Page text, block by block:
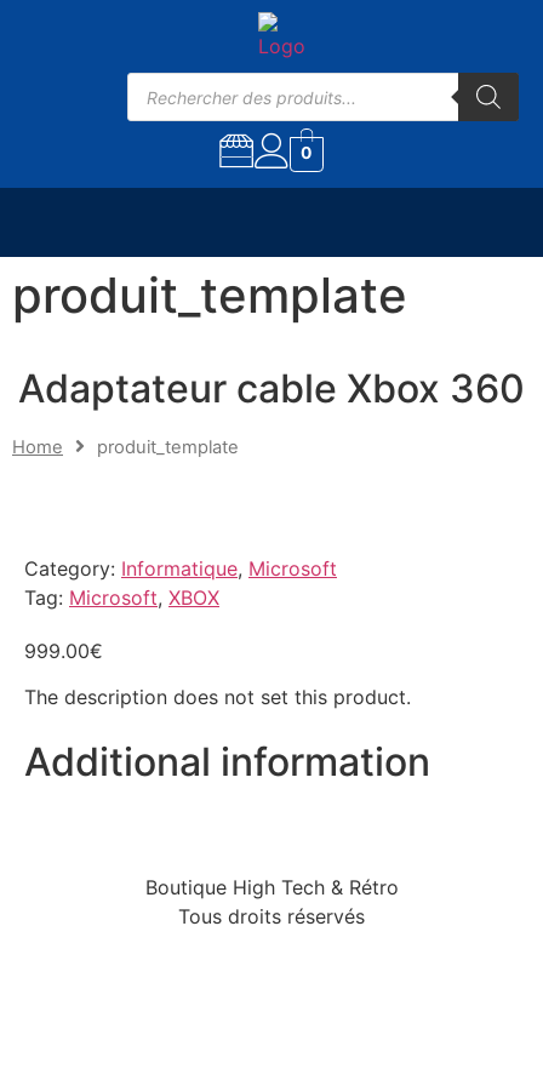
0
produit_template
Adaptateur cable Xbox 360
Home produit_template
Category: Informatique, Microsoft
Tag: Microsoft, XBOX
999.00€
The description does not set this product.
Additional information
Boutique High Tech & Rétro
Tous droits réservés